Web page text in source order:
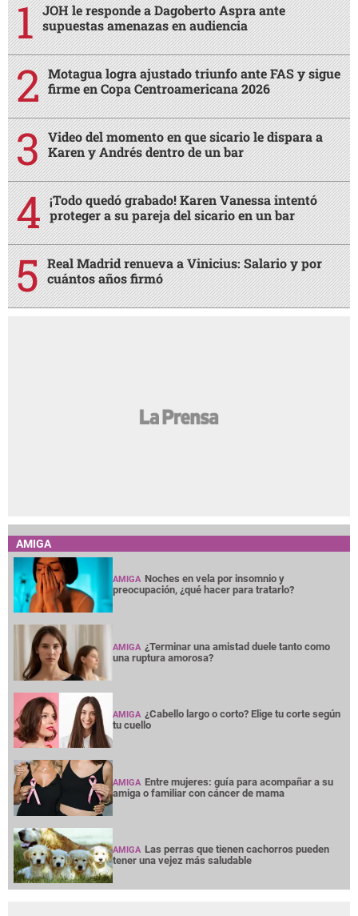
JOH le responde a Dagoberto Aspra ante
supuestas amenazas en audiencia
Motagua logra ajustado triunfo ante FAS y sigue
firme en Copa Centroamericana 2026
Video del momento en que sicario le dispara a
Karen y Andrés dentro de un bar
¡Todo quedó grabado! Karen Vanessa intentó
proteger a su pareja del sicario en un bar
Real Madrid renueva a Vinicius: Salario y por
cuántos años firmó
AMIGA
AMIGA Noches en vela por insomnio y
preocupación, ¿qué hacer para tratarlo?
AMIGA ¿Terminar una amistad duele tanto como
una ruptura amorosa?
AMIGA ¿Cabello largo o corto? Elige tu corte según
tu cuello
AMIGA Entre mujeres: guía para acompañar a su
amiga o familiar con cáncer de mama
AMIGA Las perras que tienen cachorros pueden
tener una vejez más saludable